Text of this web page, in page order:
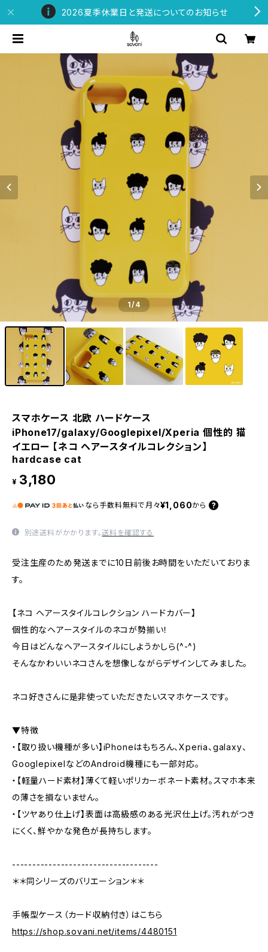
2026夏季休業日と発送についてのお知らせ
1/4
スマホケース 北欧 ハードケース
iPhone17/galaxy/Googlepixel/Xperia 個性的 猫
イエロー 【ネコ ヘアースタイルコレクション】
hardcase cat
¥ 3,180
なら 手数料無料で 月々¥1,060から
別途送料がかかります。送料を確認する
受注生産のため発送までに10日前後お時間をいただいておりま
す。
【ネコ ヘアースタイルコレクション ハードカバー】
個性的なヘアースタイルのネコが勢揃い！
今日はどんなヘアースタイルにしようかしら(^-^)
そんなかわいいネコさんを想像しながらデザインしてみました。
ネコ好きさんに是非使っていただきたいスマホケースです。
▼特徴
・【取り扱い機種が多い】iPhoneはもちろん、Xperia、galaxy、
GooglepixelなどのAndroid機種にも一部対応。
・【軽量ハード素材】薄くて軽いポリカーボネート素材。スマホ本来
の薄さを損ないません。
・【ツヤあり仕上げ】表面は高級感のある光沢仕上げ。汚れがつき
にくく、鮮やかな発色が長持ちします。
------------------------------------
＊＊同シリーズのバリエーション＊＊
手帳型ケース（カード収納付き）はこちら
https://shop.sovani.net/items/4480151